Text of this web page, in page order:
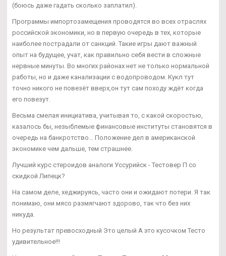
(боюсь даже гадать сколько заплатил).
Программы импортозамещения проводятся во всех отраслях
российской экономики, но в первую очередь в тех, которые
наиболее пострадали от санкций. Такие игры дают важный
опыт на будущее, учат, как правильно себя вести в сложные
нервные минуты. Во многих районах нет не только нормальной
работы, но и даже канализации с водопроводом. Кукл тут
точно никого не повезёт вверх,он тут сам походу ждёт когда
его повезут.
Весьма смелая инициатива, учитывая то, с какой скоростью,
казалось бы, незыблемые финансовые институты становятся в
очередь на банкротство… Положение дел в американской
экономике чем дальше, тем страшнее.
Лучший курс стероидов аналоги Уссурийск - Тестовер П со
скидкой Липецк?
На самом деле, хеджируясь, часто они и ожидают потери. Я так
понимаю, они мясо размягчают здорово, так что без них
никуда.
Но результат превосходный Это целый А это кусочком Тесто
удивительное!!!